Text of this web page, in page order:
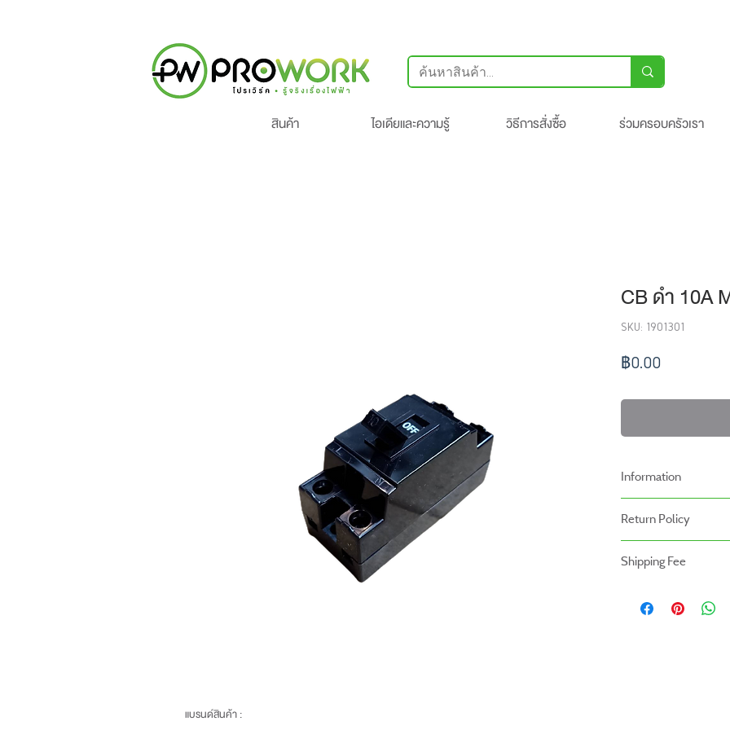
สินค้า ไอเดียและความรู้ วิธีการสั่งซื้อ ร่วมครอบครัวเรา
แบรนด์สินค้า :
CB ดำ 10A
SKU: 1901301
฿0.00ราคา
Information
-ระยะเวลารับประกันสินค้า
หน้าร้าน
Return Policy
- สินค้าสามารถคืนได้ภาย
- ค่าขนส่งจะไม่สามารถคืน
Shipping Fee